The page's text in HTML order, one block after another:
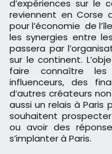
d’expériences sur le
reviennent en Corse
pour l’économie de
les synergies entre
passera par
sur le continent.
faire connaître
influenceurs, des
d’autres créateurs
aussi un relais à Paris
souhaitent
ou avoir des
s’implanter à Paris.